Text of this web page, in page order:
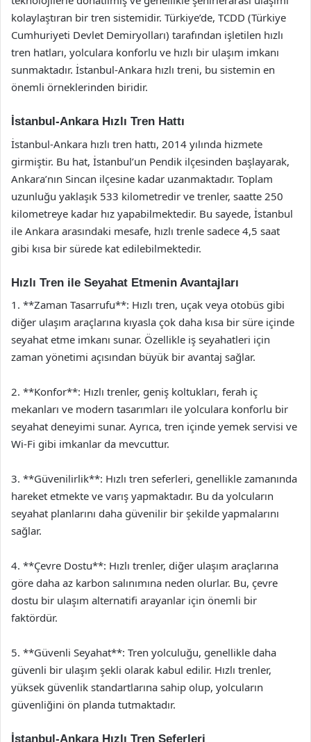
kolaylaştıran bir tren sistemidir. Türkiye’de, TCDD (Türkiye
Cumhuriyeti Devlet Demiryolları) tarafından işletilen hızlı
tren hatları, yolculara konforlu ve hızlı bir ulaşım imkanı
sunmaktadır. İstanbul-Ankara hızlı treni, bu sistemin en
önemli örneklerinden biridir.
İstanbul-Ankara Hızlı Tren Hattı
İstanbul-Ankara hızlı tren hattı, 2014 yılında hizmete
girmiştir. Bu hat, İstanbul’un Pendik ilçesinden başlayarak,
Ankara’nın Sincan ilçesine kadar uzanmaktadır. Toplam
uzunluğu yaklaşık 533 kilometredir ve trenler, saatte 250
kilometreye kadar hız yapabilmektedir. Bu sayede, İstanbul
ile Ankara arasındaki mesafe, hızlı trenle sadece 4,5 saat
gibi kısa bir sürede kat edilebilmektedir.
Hızlı Tren ile Seyahat Etmenin Avantajları
1. **Zaman Tasarrufu**: Hızlı tren, uçak veya otobüs gibi
diğer ulaşım araçlarına kıyasla çok daha kısa bir süre içinde
seyahat etme imkanı sunar. Özellikle iş seyahatleri için
zaman yönetimi açısından büyük bir avantaj sağlar.
2. **Konfor**: Hızlı trenler, geniş koltukları, ferah iç
mekanları ve modern tasarımları ile yolculara konforlu bir
seyahat deneyimi sunar. Ayrıca, tren içinde yemek servisi ve
Wi-Fi gibi imkanlar da mevcuttur.
3. **Güvenilirlik**: Hızlı tren seferleri, genellikle zamanında
hareket etmekte ve varış yapmaktadır. Bu da yolcuların
seyahat planlarını daha güvenilir bir şekilde yapmalarını
sağlar.
4. **Çevre Dostu**: Hızlı trenler, diğer ulaşım araçlarına
göre daha az karbon salınımına neden olurlar. Bu, çevre
dostu bir ulaşım alternatifi arayanlar için önemli bir
faktördür.
5. **Güvenli Seyahat**: Tren yolculuğu, genellikle daha
güvenli bir ulaşım şekli olarak kabul edilir. Hızlı trenler,
yüksek güvenlik standartlarına sahip olup, yolcuların
güvenliğini ön planda tutmaktadır.
İstanbul-Ankara Hızlı Tren Seferleri